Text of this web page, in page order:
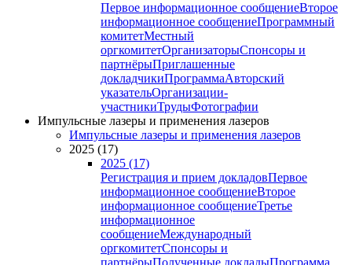
Первое информационное сообщениеВторое
информационное сообщениеПрограммный
комитетМестный
оргкомитетОрганизаторыСпонсоры и
партнёрыПриглашенные
докладчикиПрограммаАвторский
указательОрганизации-
участникиТрудыФотографии
Импульсные лазеры и применения лазеров
Импульсные лазеры и применения лазеров
2025 (17)
2025 (17)
Регистрация и прием докладовПервое
информационное сообщениеВторое
информационное сообщениеТретье
информационное
сообщениеМеждународный
оргкомитетСпонсоры и
партнёрыПолученные докладыПрограмма